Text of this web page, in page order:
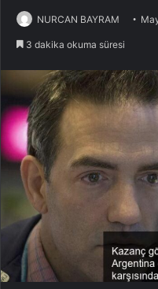
NURCAN BAYRAM
3 dakika okuma süresi